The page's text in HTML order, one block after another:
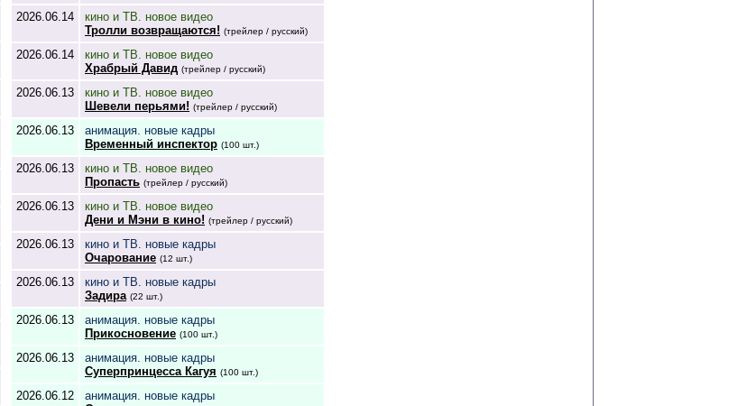
2026.06.14
кино и ТВ. новое видео
Тролли возвращаются! (трейлер / русский)
2026.06.14
кино и ТВ. новое видео
Храбрый Давид (трейлер / русский)
2026.06.13
кино и ТВ. новое видео
Шевели перьями! (трейлер / русский)
2026.06.13
анимация. новые кадры
Временный инспектор (100 шт.)
2026.06.13
кино и ТВ. новое видео
Пропасть (трейлер / русский)
2026.06.13
кино и ТВ. новое видео
Дени и Мэни в кино! (трейлер / русский)
2026.06.13
кино и ТВ. новые кадры
Очарование (12 шт.)
2026.06.13
кино и ТВ. новые кадры
Задира (22 шт.)
2026.06.13
анимация. новые кадры
Прикосновение (100 шт.)
2026.06.13
анимация. новые кадры
Суперпринцесса Кагуя (100 шт.)
2026.06.12
анимация. новые кадры